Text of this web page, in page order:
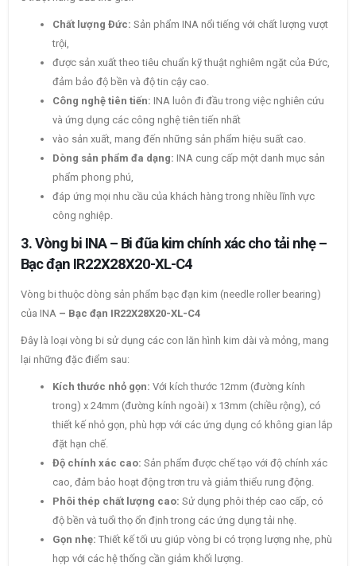
Chất lượng Đức: Sản phẩm INA nổi tiếng với chất lượng vượt
trội,
được sản xuất theo tiêu chuẩn kỹ thuật nghiêm ngặt của Đức,
đảm bảo độ bền và độ tin cậy cao.
Công nghệ tiên tiến: INA luôn đi đầu trong việc nghiên cứu
và ứng dụng các công nghệ tiên tiến nhất
vào sản xuất, mang đến những sản phẩm hiệu suất cao.
Dòng sản phẩm đa dạng: INA cung cấp một danh mục sản
phẩm phong phú,
đáp ứng mọi nhu cầu của khách hàng trong nhiều lĩnh vực
công nghiệp.
3. Vòng bi INA – Bi đũa kim chính xác cho tải nhẹ –
Bạc đạn IR22X28X20-XL-C4
Vòng bi thuộc dòng sản phẩm bạc đạn kim (needle roller bearing)
của INA – Bạc đạn IR22X28X20-XL-C4
Đây là loại vòng bi sử dụng các con lăn hình kim dài và mỏng, mang
lại những đặc điểm sau:
Kích thước nhỏ gọn: Với kích thước 12mm (đường kính
trong) x 24mm (đường kính ngoài) x 13mm (chiều rộng), có
thiết kế nhỏ gọn, phù hợp với các ứng dụng có không gian lắp
đặt hạn chế.
Độ chính xác cao: Sản phẩm được chế tạo với độ chính xác
cao, đảm bảo hoạt động trơn tru và giảm thiểu rung động.
Phôi thép chất lượng cao: Sử dụng phôi thép cao cấp, có
độ bền và tuổi thọ ổn định trong các ứng dụng tải nhẹ.
Gọn nhẹ: Thiết kế tối ưu giúp vòng bi có trọng lượng nhẹ, phù
hợp với các hệ thống cần giảm khối lượng.